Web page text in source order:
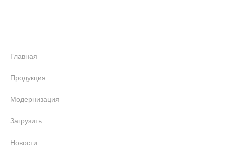
Главная
Продукция
Модернизация
Загрузить
Новости